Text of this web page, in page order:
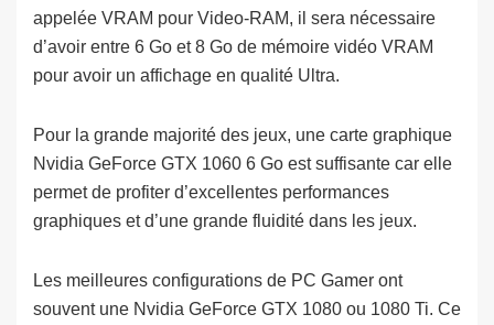
appelée VRAM pour Video-RAM, il sera nécessaire
d’avoir entre 6 Go et 8 Go de mémoire vidéo VRAM
pour avoir un affichage en qualité Ultra.
Pour la grande majorité des jeux, une carte graphique
Nvidia GeForce GTX 1060 6 Go est suffisante car elle
permet de profiter d’excellentes performances
graphiques et d’une grande fluidité dans les jeux.
Les meilleures configurations de PC Gamer ont
souvent une Nvidia GeForce GTX 1080 ou 1080 Ti. Ce